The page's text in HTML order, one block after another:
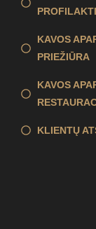
KAVOS
PRIEŽIŪRA
KAVOS
KLIENTŲ